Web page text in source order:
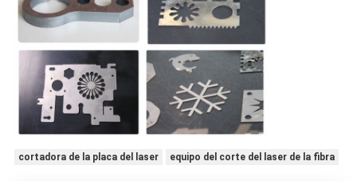
cortadora de la placa del laser equipo del corte del laser de la fibra